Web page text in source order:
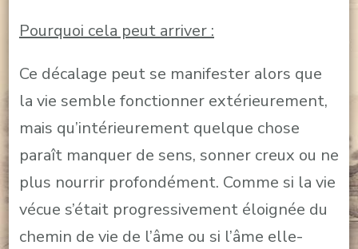
Pourquoi cela peut arriver :
Ce décalage peut se manifester alors que
la vie semble fonctionner extérieurement,
mais qu’intérieurement quelque chose
paraît manquer de sens, sonner creux ou ne
plus nourrir profondément. Comme si la vie
vécue s’était progressivement éloignée du
chemin de vie de l’âme ou si l’âme elle-